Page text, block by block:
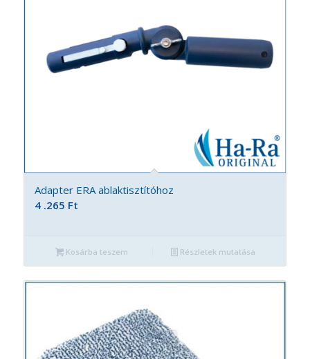
Adapter ERA ablaktisztítóhoz
4 .265 Ft
Kosárba teszem Részletek mutatása